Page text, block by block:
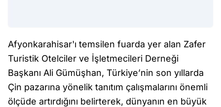
Afyonkarahisar'ı temsilen fuarda yer alan Zafer
Turistik Otelciler ve İşletmecileri Derneği
Başkanı Ali Gümüşhan, Türkiye’nin son yıllarda
Çin pazarına yönelik tanıtım çalışmalarını önemli
ölçüde artırdığını belirterek, dünyanın en büyük